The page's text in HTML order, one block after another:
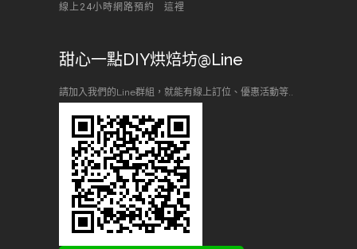
線上24小時網路預約 這裡
甜心一點DIY烘焙坊@Line
請加入我們的Line群組，就能有線上訂位、優惠活動等..